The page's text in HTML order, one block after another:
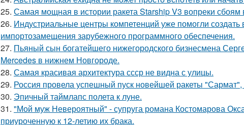
25. Самая мощная в истории ракета Starship V3 вопреки сбоям
26. Индустриальные центры компетенций уже помогли
импортозамещения зарубежного программного обеспечения.
27. Пьяный сын богатейшего нижегородского бизнесмена
Mercedes в нижнем Новгороде.
28. Самая красивая архитектура ссср не видна с улицы.
29. Россия провела успешный пуск новейшей ракеты
30. Эпичный таймлапс полета к луне.
31. "Мой муж Невероятный" - супруга романа Костомарова
приуроченную к 12-летию их брака.